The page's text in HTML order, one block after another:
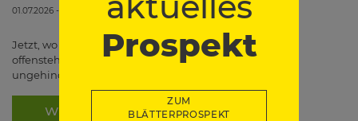
Prospekt
ZUM
BLÄTTERPROSPEKT
01.07.2026 - 00:00
Jetzt, wo in der warmen Jahreszeit die Balkontür öfter
offensteht, kann auch deine Katze ganz schnell und
ungehindert nach draußen gelangen. Was erst…
WEITERLESEN